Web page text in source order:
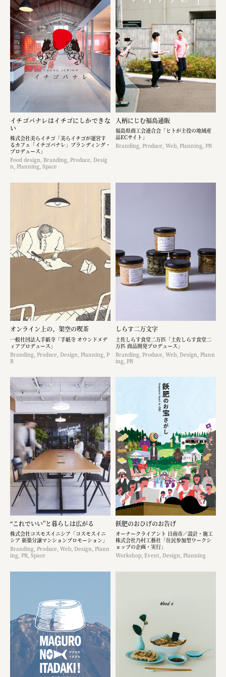
イチゴバナレはイチゴにしかできな
い
株式会社美らイチゴ「美らイチゴが運営す
るカフェ「イチゴバナレ」ブランディング・
プロデュース」
Food design, Branding, Produce, Desig
n, Planning, Space
人柄にじむ福島通販
福島県商工会連合会「ヒトが主役の地域産
品ECサイト」
Branding, Produce, Web, Planning, PR
オンライン上の、架空の喫茶
一般社団法人手紙寺「手紙寺 オウンドメデ
ィアプロデュース」
Branding, Produce, Design, Planning, P
R
しらす二万文字
土佐しらす食堂二万匹「土佐しらす食堂二
万匹 商品開発プロデュース」
Branding, Produce, Web, Design, Plann
ing, PR
“これでいい”と暮らしは広がる
株式会社コスモスイニシア「コスモスイニ
シア 新築分譲マンションプロモーション」
Branding, Produce, Web, Design, Plann
ing, PR, Space
飫肥のおひげのお告げ
オーナークライアント 日南市／設計・施工
株式会社乃村工藝社「住民参加型ワークシ
ョップの企画・実行」
Workshop, Event, Design, Planning